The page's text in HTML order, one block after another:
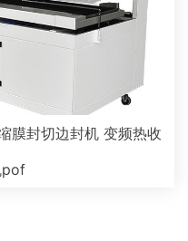
膜封切边封机 变频热收
pof